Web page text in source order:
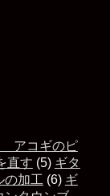
アコギのピ
直す (5) ギタ
の加工 (6) ギ